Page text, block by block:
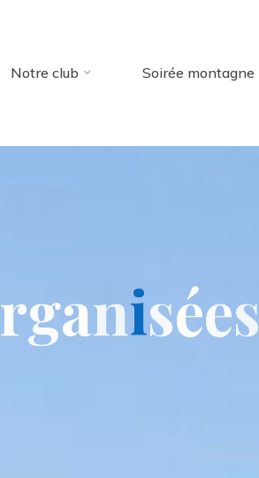
Notre club Soirée montagne
rganisées